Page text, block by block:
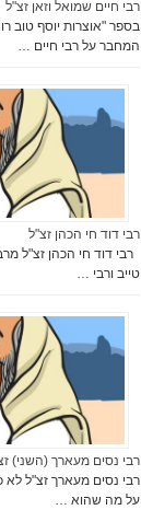
רבי חיים שמואל וזאן זצ"ל
בספר "אוצרות יוסף טוב
המחבר על רבי חיים …
רבי דוד חי הכהן זצ"ל
רבי דוד חי הכהן זצ"ל
טייב ורבי …
רבי נסים מעארך (השני)
רבי נסים מעארך זצ"ל לא
על מה שהוא …